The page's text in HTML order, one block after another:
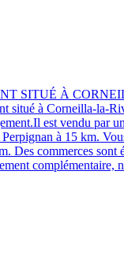
SITUÉ À
situé à Corneilla-la-
est vendu par
à 15 km.
Des commerces sont